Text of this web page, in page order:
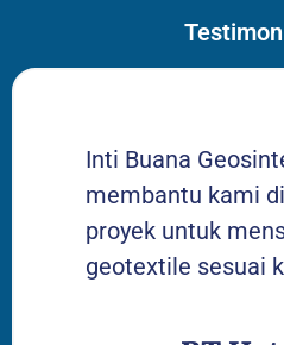
Inti Buana
membantu kami
proyek untuk
geotextile sesuai